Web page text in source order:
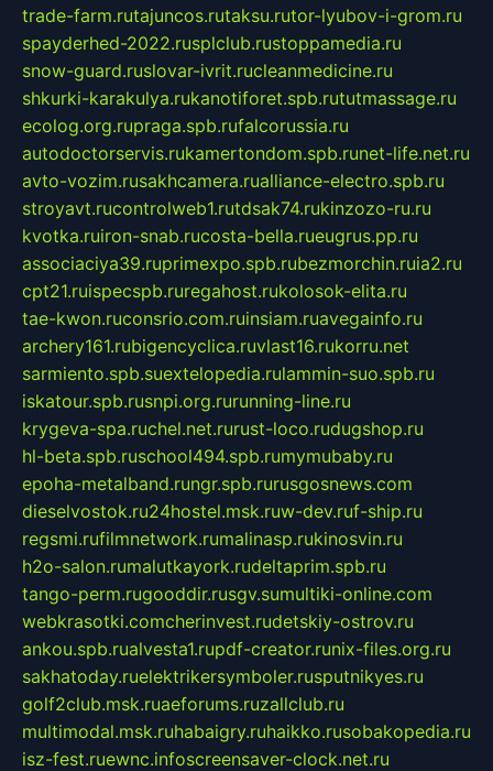
trade-farm.rutajuncos.rutaksu.rutor-lyubov-i-grom.ru
spayderhed-2022.rusplclub.rustoppamedia.ru
snow-guard.ruslovar-ivrit.rucleanmedicine.ru
shkurki-karakulya.rukanotiforet.spb.rututmassage.ru
ecolog.org.rupraga.spb.rufalcorussia.ru
autodoctorservis.rukamertondom.spb.runet-life.net.ru
avto-vozim.rusakhcamera.rualliance-electro.spb.ru
stroyavt.rucontrolweb1.rutdsak74.rukinzozo-ru.ru
kvotka.ruiron-snab.rucosta-bella.rueugrus.pp.ru
associaciya39.ruprimexpo.spb.rubezmorchin.ruia2.ru
cpt21.ruispecspb.ruregahost.rukolosok-elita.ru
tae-kwon.ruconsrio.com.ruinsiam.ruavegainfo.ru
archery161.rubigencyclica.ruvlast16.rukorru.net
sarmiento.spb.suextelopedia.rulammin-suo.spb.ru
iskatour.spb.rusnpi.org.rurunning-line.ru
krygeva-spa.ruchel.net.rurust-loco.rudugshop.ru
hl-beta.spb.ruschool494.spb.rumymubaby.ru
epoha-metalband.rungr.spb.rurusgosnews.com
dieselvostok.ru24hostel.msk.ruw-dev.ruf-ship.ru
regsmi.rufilmnetwork.rumalinasp.rukinosvin.ru
h2o-salon.rumalutkayork.rudeltaprim.spb.ru
tango-perm.rugooddir.rusgv.sumultiki-online.com
webkrasotki.comcherinvest.rudetskiy-ostrov.ru
ankou.spb.rualvesta1.rupdf-creator.runix-files.org.ru
sakhatoday.ruelektrikersymboler.rusputnikyes.ru
golf2club.msk.ruaeforums.ruzallclub.ru
multimodal.msk.ruhabaigry.ruhaikko.rusobakopedia.ru
isz-fest.ruewnc.infoscreensaver-clock.net.ru